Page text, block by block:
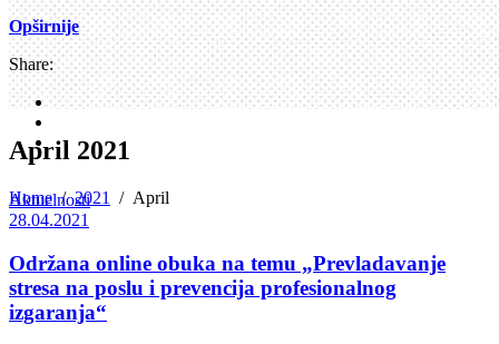
April 2021
Home/2021 / April
Opširnije
Share:
Aktuelnosti
28.04.2021
Održana online obuka na temu „Prevladavanje
stresa na poslu i prevencija profesionalnog
izgaranja“